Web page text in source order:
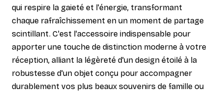
qui respire la gaieté et l'énergie, transformant
chaque rafraîchissement en un moment de partage
scintillant. C'est l'accessoire indispensable pour
apporter une touche de distinction moderne à votre
réception, alliant la légèreté d'un design étoilé à la
robustesse d'un objet conçu pour accompagner
durablement vos plus beaux souvenirs de famille ou